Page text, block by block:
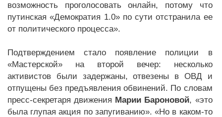
возможность проголосовать онлайн, потому что
путинская «Демократия 1.0» по сути отстранила ее
от политического процесса».
Подтверждением стало появление полиции в
«Мастерской» на второй вечер: несколько
активистов были задержаны, отвезены в ОВД и
отпущены без предъявления обвинений. По словам
пресс-секретаря движения Марии Бароновой, «это
была глупая акция по запугиванию». «Но в каком-то